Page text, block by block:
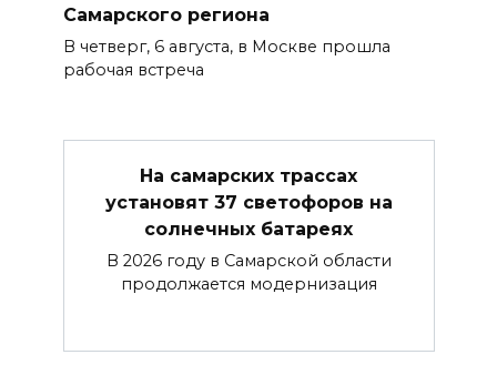
Самарского региона
В четверг, 6 августа, в Москве прошла
рабочая встреча
На самарских трассах
установят 37 светофоров на
солнечных батареях
В 2026 году в Самарской области
продолжается модернизация